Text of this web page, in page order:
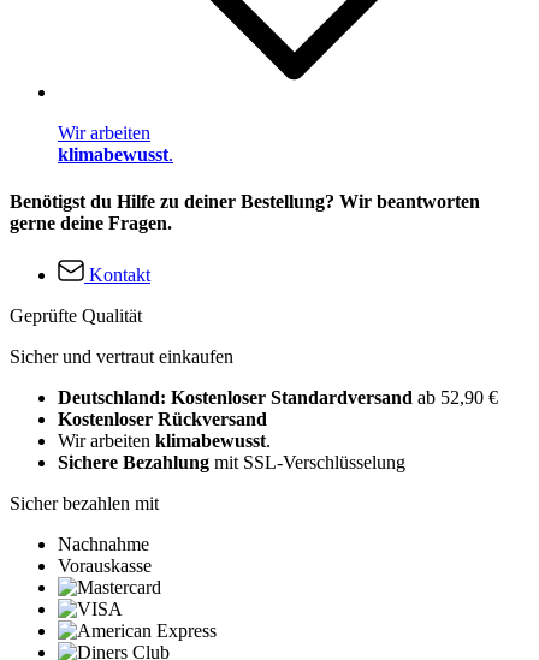
Wir arbeiten
klimabewusst.
Benötigst du Hilfe zu deiner Bestellung? Wir beantworten
gerne deine Fragen.
Kontakt
Geprüfte Qualität
Sicher und vertraut einkaufen
Deutschland: Kostenloser Standardversand ab 52,90 €
Kostenloser Rückversand
Wir arbeiten klimabewusst.
Sichere Bezahlung mit SSL-Verschlüsselung
Sicher bezahlen mit
Nachnahme
Vorauskasse